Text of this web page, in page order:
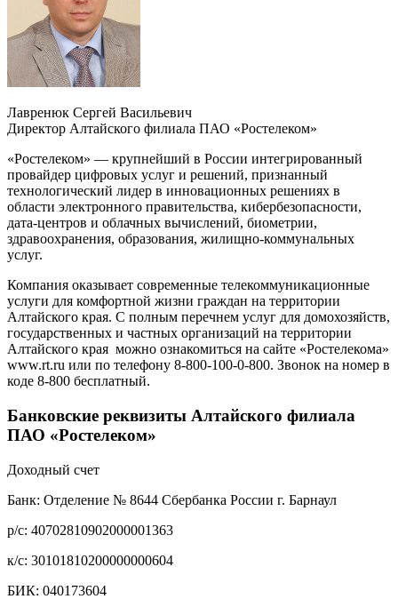
Лавренюк Сергей Васильевич
Директор Алтайского филиала ПАО «Ростелеком»
«Ростелеком» — крупнейший в России интегрированный
провайдер цифровых услуг и решений, признанный
технологический лидер в инновационных решениях в
области электронного правительства, кибербезопасности,
дата-центров и облачных вычислений, биометрии,
здравоохранения, образования, жилищно-коммунальных
услуг.
Компания оказывает современные телекоммуникационные
услуги для комфортной жизни граждан на территории
Алтайского края. С полным перечнем услуг для домохозяйств,
государственных и частных организаций на территории
Алтайского края можно ознакомиться на сайте «Ростелекома»
www.rt.ru или по телефону 8-800-100-0-800. Звонок на номер в
коде 8-800 бесплатный.
Банковские реквизиты Алтайского филиала
ПАО «Ростелеком»
Доходный счет
Банк: Отделение № 8644 Сбербанка России г. Барнаул
р/с: 40702810902000001363
к/с: 30101810200000000604
БИК: 040173604